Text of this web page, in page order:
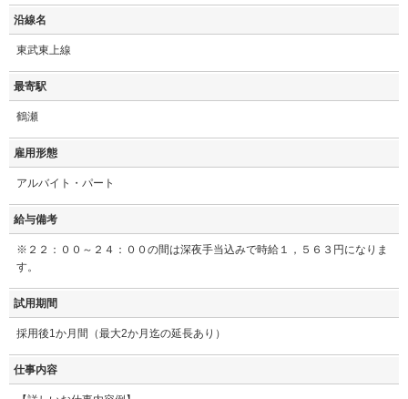
沿線名
東武東上線
最寄駅
鶴瀬
雇用形態
アルバイト・パート
給与備考
※２２：００～２４：００の間は深夜手当込みで時給１，５６３円になりま
す。
試用期間
採用後1か月間（最大2か月迄の延長あり）
仕事内容